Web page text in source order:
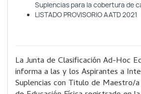
Suplencias para la cobertura de
LISTADO PROVISORIO AATD 2021
La Junta de Clasificación Ad-Hoc
informa a las y los Aspirantes a
Suplencias con Titulo de Maestro/